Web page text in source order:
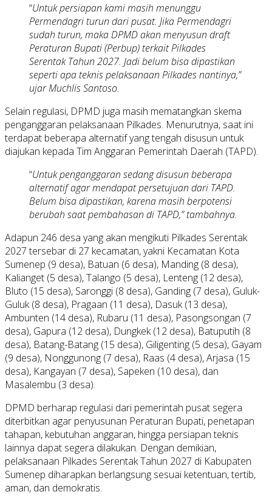
“Untuk persiapan kami masih menunggu
Permendagri turun dari pusat. Jika Permendagri
sudah turun, maka DPMD akan menyusun draft
Peraturan Bupati (Perbup) terkait Pilkades
Serentak Tahun 2027. Jadi belum bisa dipastikan
seperti apa teknis pelaksanaan Pilkades nantinya,”
ujar Muchlis Santoso.
Selain regulasi, DPMD juga masih mematangkan skema
penganggaran pelaksanaan Pilkades. Menurutnya, saat ini
terdapat beberapa alternatif yang tengah disusun untuk
diajukan kepada Tim Anggaran Pemerintah Daerah (TAPD).
“Untuk penganggaran sedang disusun beberapa
alternatif agar mendapat persetujuan dari TAPD.
Belum bisa dipastikan, karena masih berpotensi
berubah saat pembahasan di TAPD,” tambahnya.
Adapun 246 desa yang akan mengikuti Pilkades Serentak
2027 tersebar di 27 kecamatan, yakni Kecamatan Kota
Sumenep (9 desa), Batuan (6 desa), Manding (8 desa),
Kalianget (5 desa), Talango (5 desa), Lenteng (12 desa),
Bluto (15 desa), Saronggi (8 desa), Ganding (7 desa), Guluk-
Guluk (8 desa), Pragaan (11 desa), Dasuk (13 desa),
Ambunten (14 desa), Rubaru (11 desa), Pasongsongan (7
desa), Gapura (12 desa), Dungkek (12 desa), Batuputih (8
desa), Batang-Batang (15 desa), Giligenting (5 desa), Gayam
(9 desa), Nonggunong (7 desa), Raas (4 desa), Arjasa (15
desa), Kangayan (7 desa), Sapeken (10 desa), dan
Masalembu (3 desa).
DPMD berharap regulasi dari pemerintah pusat segera
diterbitkan agar penyusunan Peraturan Bupati, penetapan
tahapan, kebutuhan anggaran, hingga persiapan teknis
lainnya dapat segera dilakukan. Dengan demikian,
pelaksanaan Pilkades Serentak Tahun 2027 di Kabupaten
Sumenep diharapkan berlangsung sesuai ketentuan, tertib,
aman, dan demokratis.